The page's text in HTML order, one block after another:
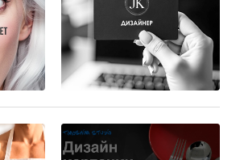
5 3